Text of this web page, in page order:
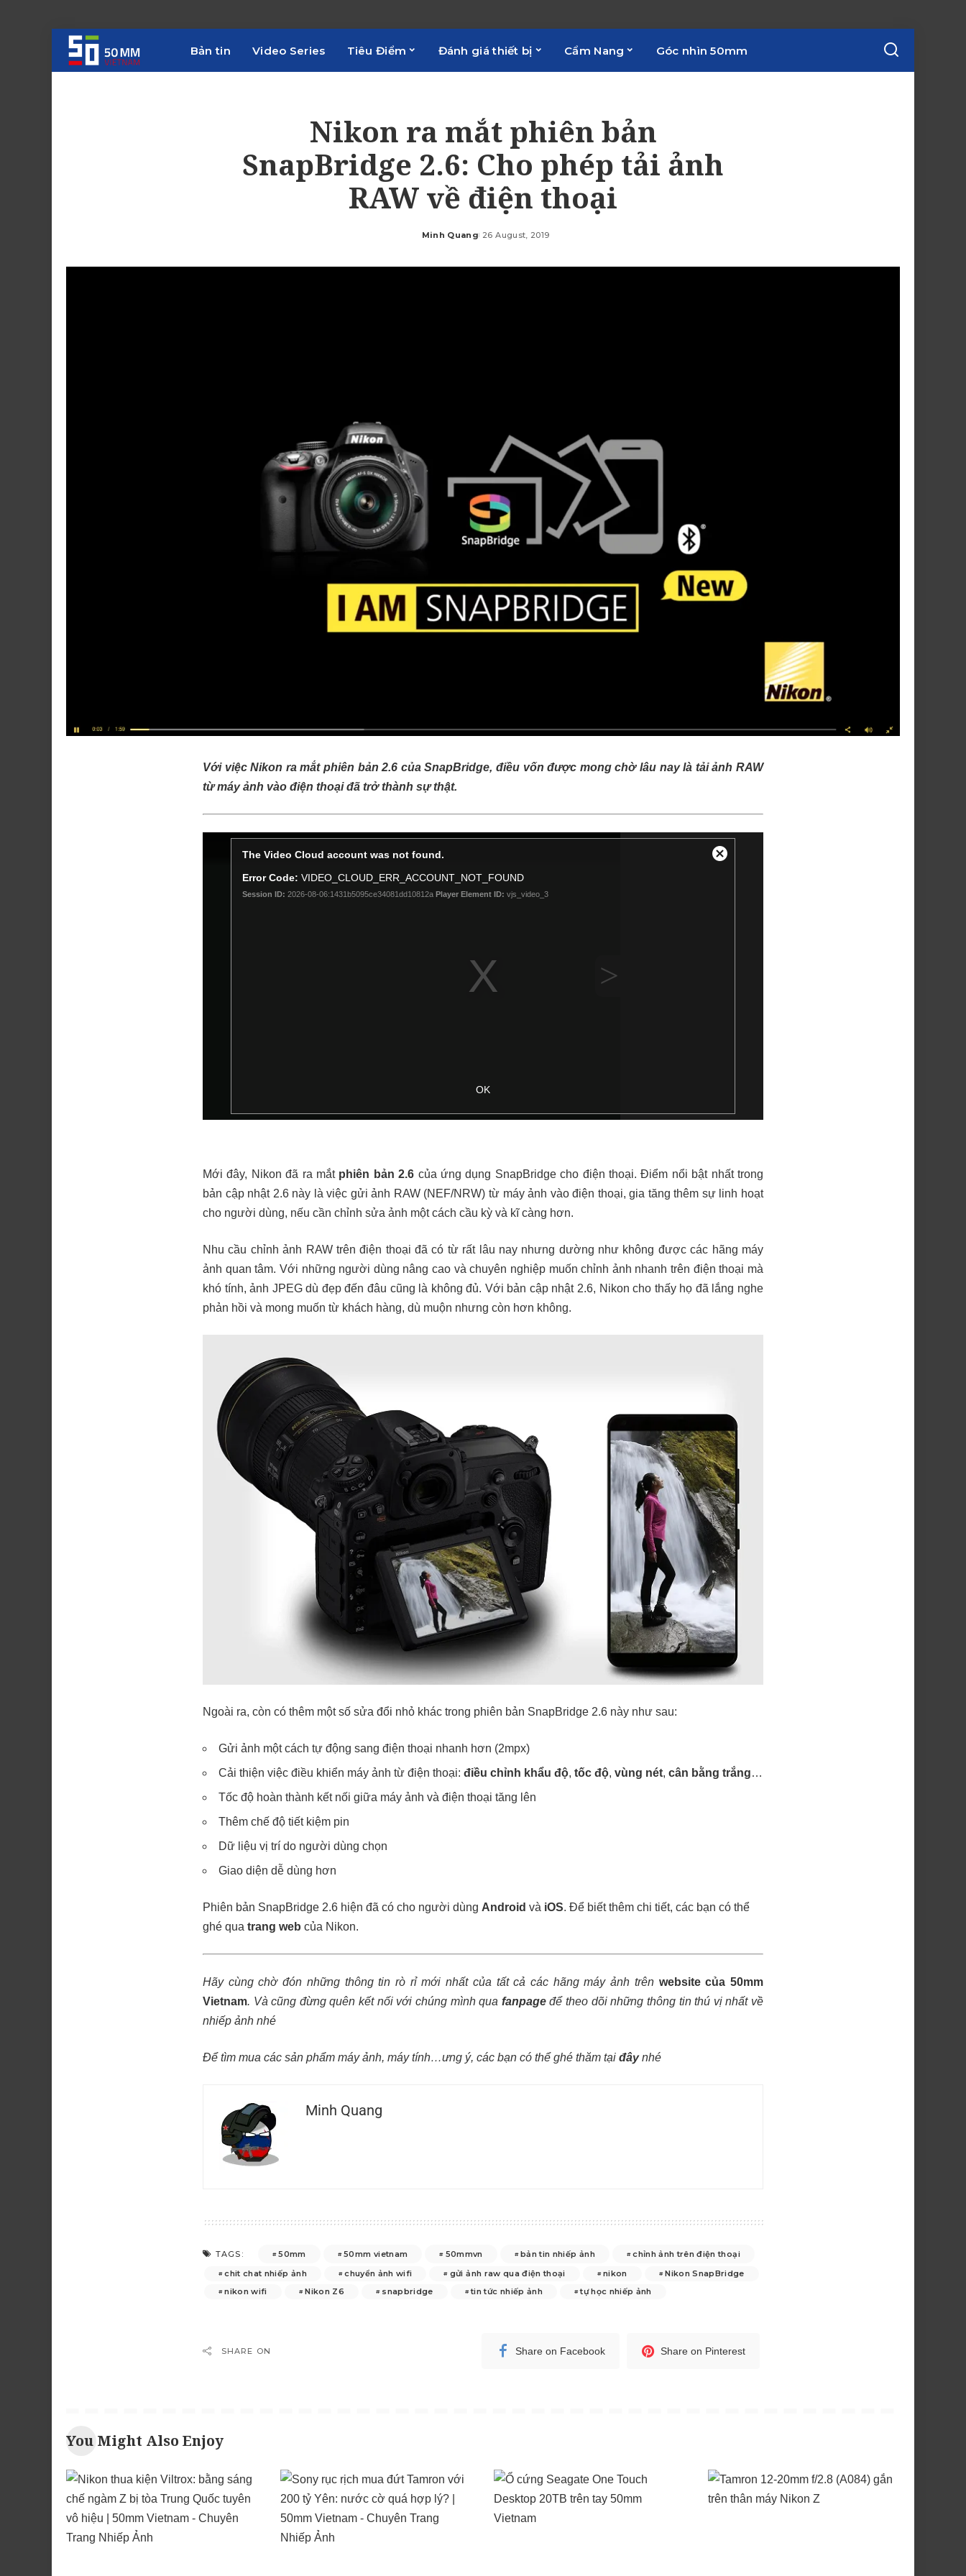
Bản tin Video Series Tiêu Điểm Đánh giá thiết bị Cẩm Nang Góc nhìn 50mm
Nikon ra mắt phiên bản
SnapBridge 2.6: Cho phép tải ảnh
RAW về điện thoại
Posted
Minh Quang 26 August, 2019
Với việc Nikon ra mắt phiên bản 2.6 của SnapBridge, điều vốn được mong chờ lâu nay là tải ảnh RAW
từ máy ảnh vào điện thoại đã trở thành sự thật.
Mới đây, Nikon đã ra mắt phiên bản 2.6 của ứng dụng SnapBridge cho điện thoại. Điểm nổi bật nhất trong
bản cập nhật 2.6 này là việc gửi ảnh RAW (NEF/NRW) từ máy ảnh vào điện thoại, gia tăng thêm sự linh hoạt
cho người dùng, nếu cần chỉnh sửa ảnh một cách cầu kỳ và kĩ càng hơn.
Nhu cầu chỉnh ảnh RAW trên điện thoại đã có từ rất lâu nay nhưng dường như không được các hãng máy
ảnh quan tâm. Với những người dùng nâng cao và chuyên nghiệp muốn chỉnh ảnh nhanh trên điện thoại mà
khó tính, ảnh JPEG dù đẹp đến đâu cũng là không đủ. Với bản cập nhật 2.6, Nikon cho thấy họ đã lắng nghe
phản hồi và mong muốn từ khách hàng, dù muộn nhưng còn hơn không.
Ngoài ra, còn có thêm một số sửa đổi nhỏ khác trong phiên bản SnapBridge 2.6 này như sau:
Gửi ảnh một cách tự động sang điện thoại nhanh hơn (2mpx)
Cải thiện việc điều khiển máy ảnh từ điện thoại: điều chỉnh khẩu độ, tốc độ, vùng nét, cân bằng trắng…
Tốc độ hoàn thành kết nối giữa máy ảnh và điện thoại tăng lên
Thêm chế độ tiết kiệm pin
Dữ liệu vị trí do người dùng chọn
Giao diện dễ dùng hơn
Phiên bản SnapBridge 2.6 hiện đã có cho người dùng Android và iOS. Để biết thêm chi tiết, các bạn có thể
ghé qua trang web của Nikon.
Hãy cùng chờ đón những thông tin rò rỉ mới nhất của tất cả các hãng máy ảnh trên website của 50mm
Vietnam. Và cũng đừng quên kết nối với chúng mình qua fanpageđể theo dõi những thông tin thú vị nhất về
nhiếp ảnh nhé
Để tìm mua các sản phẩm máy ảnh, máy tính…ưng ý, các bạn có thể ghé thăm tại đâynhé
Minh Quang
TAGS: 50mm 50mm vietnam 50mmvn bản tin nhiếp ảnh
chỉnh ảnh trên điện thoại
chit chat nhiếp ảnh
chuyển ảnh wifi gửi ảnh raw qua điện thoại nikon
Nikon SnapBridge
nikon wifi
Nikon Z6 snapbridge tin tức nhiếp ảnh tự học nhiếp ảnh
SHARE ON Share on Facebook Share on Pinterest
You Might Also Enjoy